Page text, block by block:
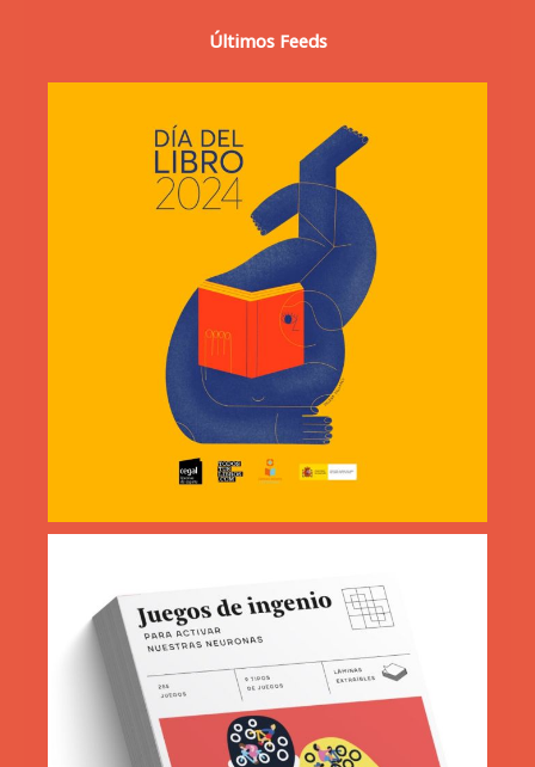
Últimos Feeds